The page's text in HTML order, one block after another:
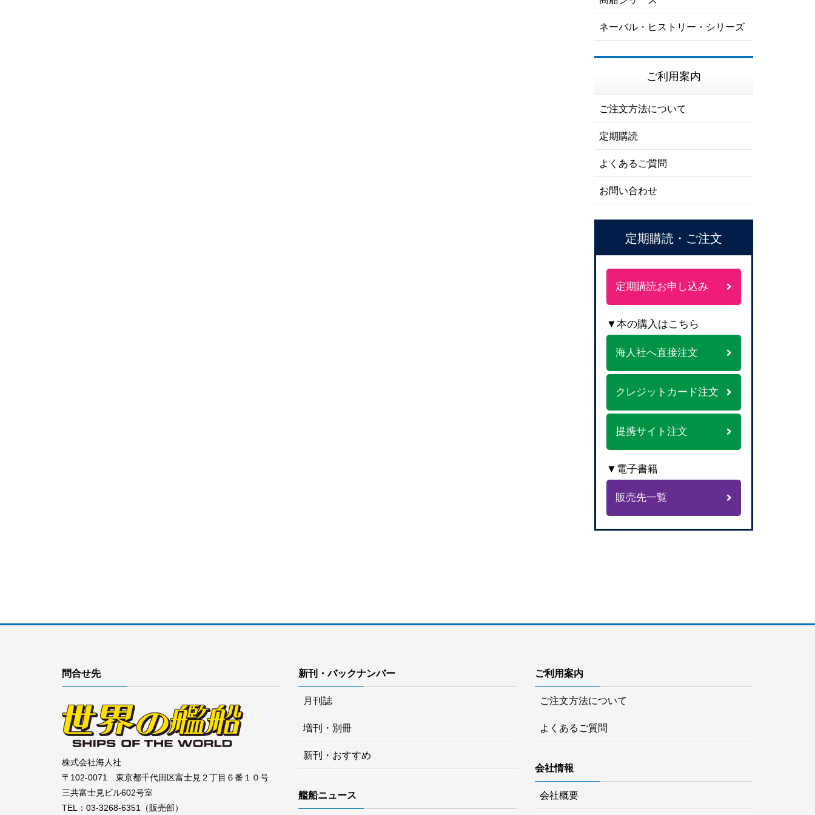
ネーバル・ヒストリー・シリーズ
ご利用案内
ご注文方法について
定期購読
よくあるご質問
お問い合わせ
定期購読・ご注文
定期購読お申し込み
▼本の購入はこちら
海人社へ直接注文
クレジットカード注文
提携サイト注文
▼電子書籍
販売先一覧
問合せ先
株式会社海人社
〒102-0071 東京都千代田区富士見２丁目６番１０号
三共富士見ビル602号室
TEL：03-3268-6351（販売部）
新刊・バックナンバー
月刊誌
増刊・別冊
新刊・おすすめ
艦船ニュース
ご利用案内
ご注文方法について
よくあるご質問
会社情報
会社概要